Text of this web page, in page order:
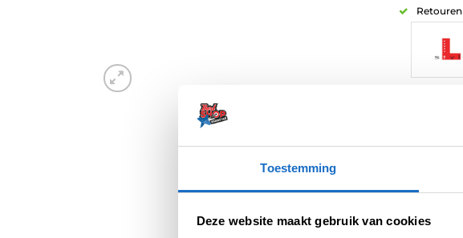
Toestemming
Deze website maakt gebruik van cookies